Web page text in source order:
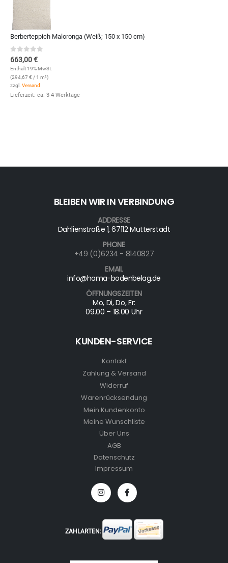
Berberteppich Maloronga (Weiß; 150 x 150 cm)
0out of 5
663,00€
Enthält 19% MwSt.
(294,67 € / 1 m²)
zzgl. Versand
Lieferzeit: ca. 3-4 Werktage
BLEIBEN WIR IN VERBINDUNG
ADDRESSE
Dahlienstraße 1, 67112 Mutterstadt
PHONE
+49 (0)6234 - 8140827
EMAIL
info@hama-bodenbelag.de
ÖFFNUNGSZEITEN
Mo, Di, Do, Fr:
09.00 – 18.00 Uhr
KUNDEN-SERVICE
Kontakt
Zahlung & Versand
Widerruf
Warenrücksendung
Mein Kundenkonto
Meine Wunschliste
Über Uns
AGB
Datenschutz
Impressum
ZAHLARTEN: